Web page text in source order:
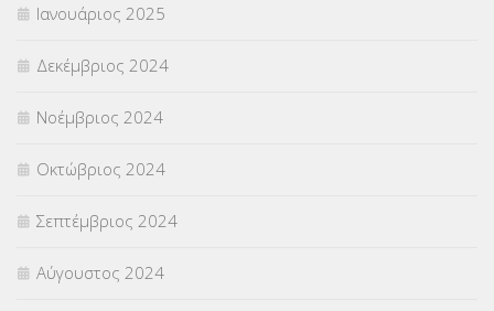
Ιανουάριος 2025
Δεκέμβριος 2024
Νοέμβριος 2024
Οκτώβριος 2024
Σεπτέμβριος 2024
Αύγουστος 2024